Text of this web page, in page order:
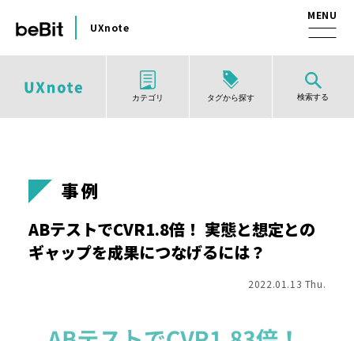
UXnote
カテゴリ タグから探す 検索する
事例
ABテストでCVR1.8倍！ 実態と想定との
ギャップを成果につなげるには？
2022.01.13 Thu.